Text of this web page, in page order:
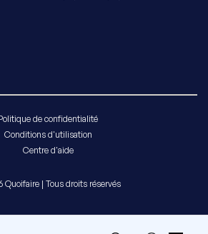
de confidentialité
Conditions d'utilisation
Centre d'aide
Quoifaire | Tous droits réservés